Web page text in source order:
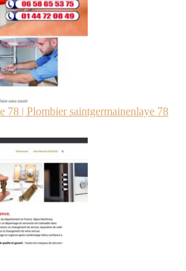
78 | Plombier saintgermainenlaye 78